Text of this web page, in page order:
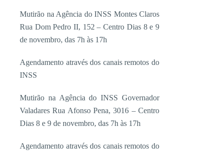
Mutirão na Agência do INSS Montes Claros
Rua Dom Pedro II, 152 – Centro Dias 8 e 9
de novembro, das 7h às 17h
Agendamento através dos canais remotos do
INSS
Mutirão na Agência do INSS Governador
Valadares Rua Afonso Pena, 3016 – Centro
Dias 8 e 9 de novembro, das 7h às 17h
Agendamento através dos canais remotos do